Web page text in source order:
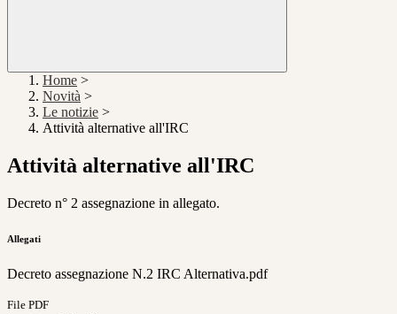
Home >
Novità >
Le notizie >
Attività alternative all'IRC
Attività alternative all'IRC
Decreto n° 2 assegnazione in allegato.
Allegati
Decreto assegnazione N.2 IRC Alternativa.pdf
File PDF